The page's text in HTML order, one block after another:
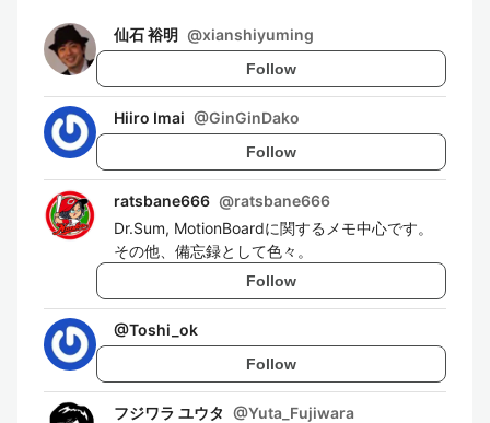
仙石 裕明 @xianshiyuming
Follow
Hiiro Imai @GinGinDako
Follow
ratsbane666 @ratsbane666
Dr.Sum, MotionBoardに関するメモ中心です。
その他、備忘録として色々。
Follow
@Toshi_ok
Follow
フジワラ ユウタ @Yuta_Fujiwara